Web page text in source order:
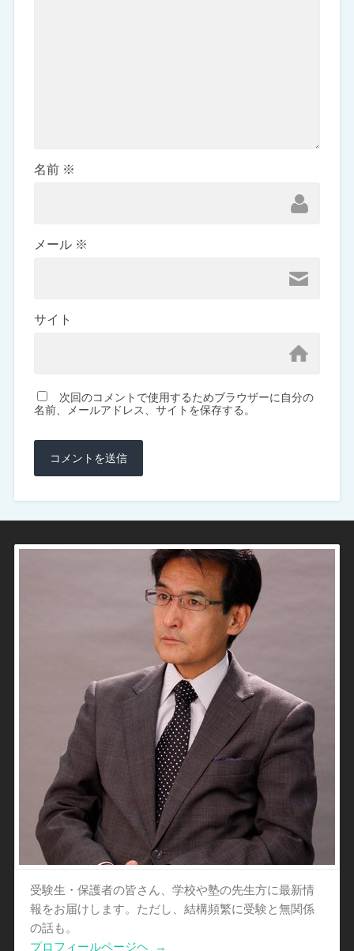
名前 ※
メール ※
サイト
次回のコメントで使用するためブラウザーに自分の
名前、メールアドレス、サイトを保存する。
受験生・保護者の皆さん、学校や塾の先生方に最新情
報をお届けします。ただし、結構頻繁に受験と無関係
の話も。
プロフィールページヘ
→